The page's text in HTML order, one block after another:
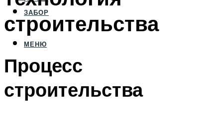
ЗАБОР
МЕНЮ
строительства
Процесс
строительства